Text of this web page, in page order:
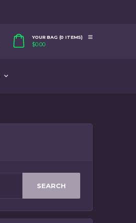
YOUR BAG (0 ITEMS)
$0.00
SEARCH